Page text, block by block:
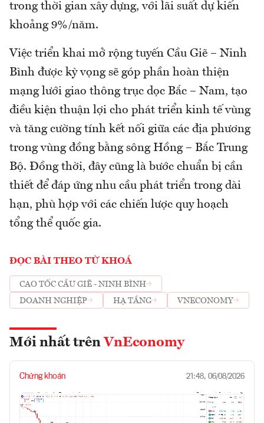
trong thời gian xây dựng, với lãi suất dự kiến
khoảng 9%/năm.
Việc triển khai mở rộng tuyến Cầu Giẽ – Ninh
Bình được kỳ vọng sẽ góp phần hoàn thiện
mạng lưới giao thông trục dọc Bắc – Nam, tạo
điều kiện thuận lợi cho phát triển kinh tế vùng
và tăng cường tính kết nối giữa các địa phương
trong vùng đồng bằng sông Hồng – Bắc Trung
Bộ. Đồng thời, đây cũng là bước chuẩn bị cần
thiết để đáp ứng nhu cầu phát triển trong dài
hạn, phù hợp với các chiến lược quy hoạch
tổng thể quốc gia.
ĐỌC BÀI THEO TỪ KHOÁ
CAO TỐC CẦU GIẼ - NINH BÌNH
DOANH NGHIỆP
HẠ TẦNG VNECONOMY
Mới nhất trên VnEconomy
Chứng khoán 21:48, 06/08/2026